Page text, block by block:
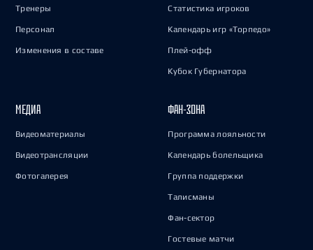
Тренеры
Персонал
Изменения в составе
Статистика игроков
Календарь игр «Торпедо»
Плей-офф
Кубок Губернатора
МЕДИА
Видеоматериалы
Видеотрансляции
Фотогалерея
ФАН-ЗОНА
Программа лояльности
Календарь болельщика
Группа поддержки
Талисманы
Фан-сектор
Гостевые матчи